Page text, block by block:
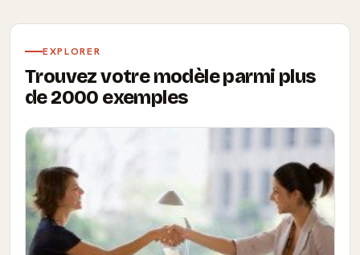
EXPLORER
Trouvez votre modèle parmi plus
de 2000 exemples